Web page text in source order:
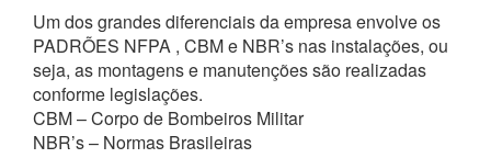
Um dos grandes diferenciais da empresa envolve os
PADRÕES NFPA , CBM e NBR’s nas instalações, ou
seja, as montagens e manutenções são realizadas
conforme legislações.
CBM – Corpo de Bombeiros Militar
NBR’s – Normas Brasileiras